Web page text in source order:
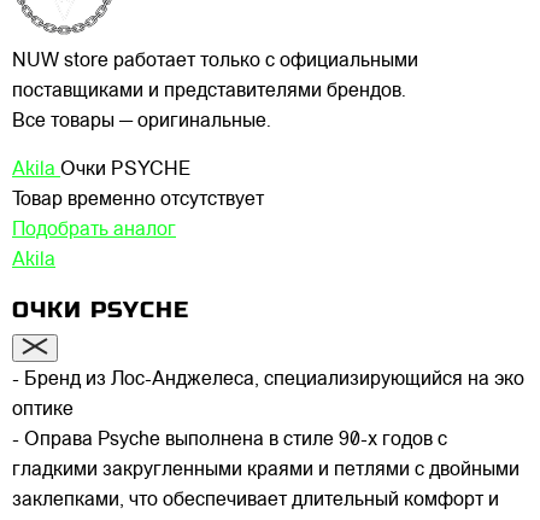
NUW store работает только с официальными
поставщиками и представителями брендов.
Все товары — оригинальные.
Akila Очки PSYCHE
Товар временно отсутствует
Подобрать аналог
Akila
ОЧКИ PSYCHE
- Бренд из Лос-Анджелеса, специализирующийся на эко
оптике
- Оправа Psyche выполнена в стиле 90-х годов с
гладкими закругленными краями и петлями с двойными
заклепками, что обеспечивает длительный комфорт и